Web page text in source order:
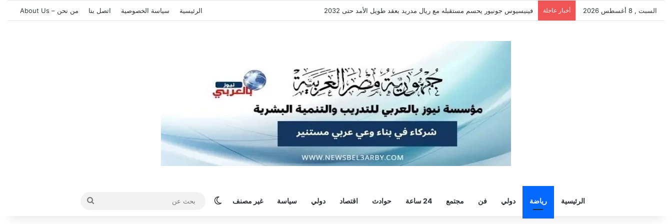
السبت , 8 أغسطس 2026 أخبار عاجلة سيلتيك يكثف مفاوضاته لحسم صفقة هيثم حسن.. واللاعب يُرحب الرئيسية سياسة الخصوصية اتصل بنا من نحن – About Us
الرئيسية رياضة دولي فن مجتمع 24 ساعة حوادث اقتصاد دولي سياسة غير مصنف الوضع المظلم
بحث